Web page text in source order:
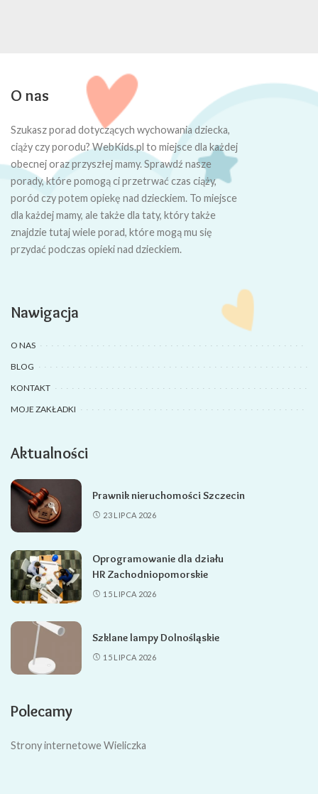
O nas
Szukasz porad dotyczących wychowania dziecka,
ciąży czy porodu? WebKids.pl to miejsce dla każdej
obecnej oraz przyszłej mamy. Sprawdź nasze
porady, które pomogą ci przetrwać czas ciąży,
poród czy potem opiekę nad dzieckiem. To miejsce
dla każdej mamy, ale także dla taty, który także
znajdzie tutaj wiele porad, które mogą mu się
przydać podczas opieki nad dzieckiem.
Nawigacja
O NAS
BLOG
KONTAKT
MOJE ZAKŁADKI
Aktualności
Prawnik nieruchomości Szczecin
23 LIPCA 2026
Oprogramowanie dla działu
HR Zachodniopomorskie
15 LIPCA 2026
Szklane lampy Dolnośląskie
15 LIPCA 2026
Polecamy
Strony internetowe Wieliczka